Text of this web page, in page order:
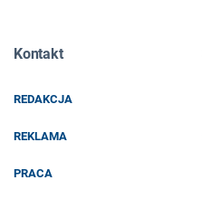
EMAIL
Kontakt
REDAKCJA
REKLAMA
PRACA